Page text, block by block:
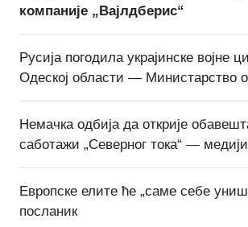
компаније „Вајлдберис“
Русија погодила украјинске војне
Одеској области — Министарство
Немачка одбија да открије
саботажи „Северног тока“ — медији
Европске елите ће „саме себе
посланик